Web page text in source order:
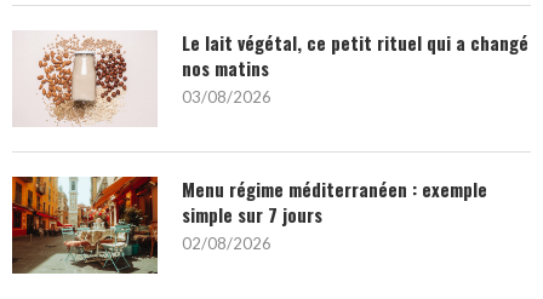
Le lait végétal, ce petit rituel qui a changé
nos matins
03/08/2026
Menu régime méditerranéen : exemple
simple sur 7 jours
02/08/2026